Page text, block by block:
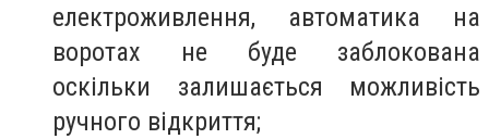
електроживлення, автоматика на
воротах не буде заблокована
оскільки залишається можливість
ручного відкриття;